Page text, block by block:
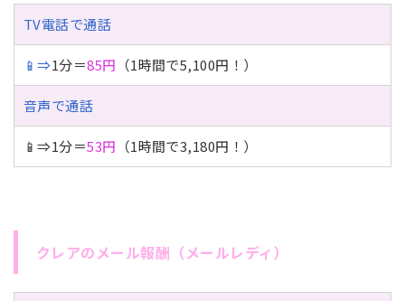
TV電話で通話
📱⇒1分＝85円 （1時間で5,100円！）
音声で通話
📱⇒1分＝53円 （1時間で3,180円！）
クレアのメール報酬（メールレディ）